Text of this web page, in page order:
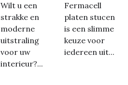
Wilt u een
strakke en
moderne
uitstraling
voor uw
interieur?...
Fermacell
platen stucen
is een slimme
keuze voor
iedereen uit...